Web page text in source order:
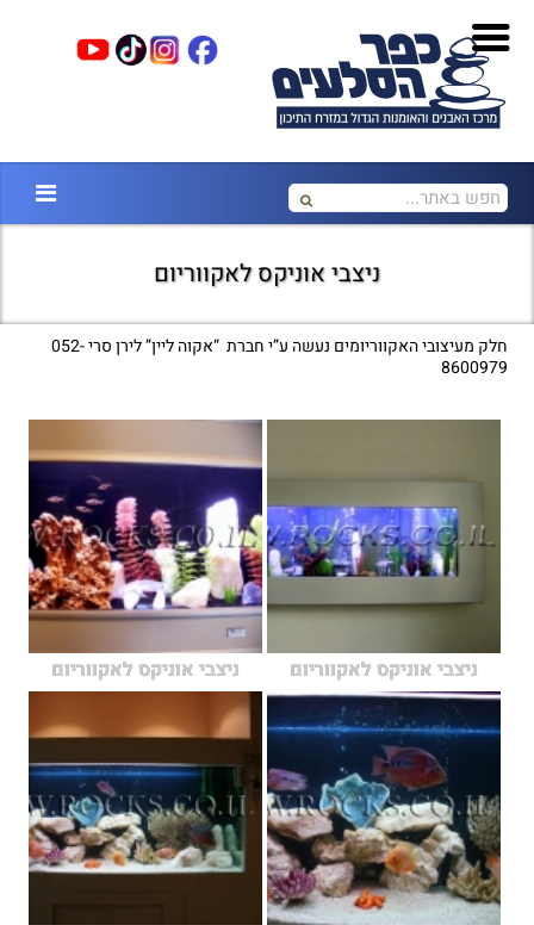
ניצבי אוניקס לאקווריום
חלק מעיצובי האקווריומים נעשה ע”י חברת “אקוה ליין” לירן סרי 052-
8600979
ניצבי אוניקס לאקווריום ניצבי אוניקס לאקווריום